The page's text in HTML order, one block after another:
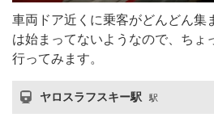
車両ドア近くに乗客がどんどん集
は始まってないようなので、ちょ
行ってみます。
ヤロスラフスキー駅 駅